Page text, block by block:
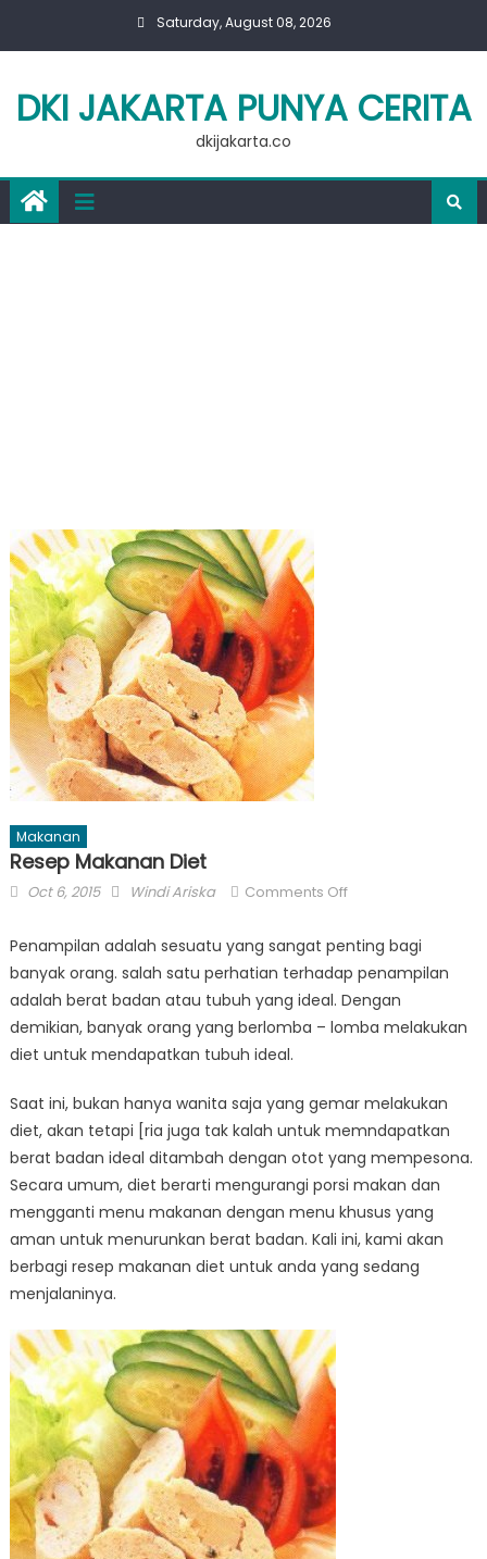
Saturday, August 08, 2026
DKI JAKARTA PUNYA CERITA
dkijakarta.co
Makanan
Resep Makanan Diet
Posted
Oct 6, 2015 Author
Windi Ariska Comments Offon
Makanan
Diet
Penampilan adalah sesuatu yang sangat penting bagi
banyak orang. salah satu perhatian terhadap penampilan
adalah berat badan atau tubuh yang ideal. Dengan
demikian, banyak orang yang berlomba – lomba melakukan
diet untuk mendapatkan tubuh ideal.
Saat ini, bukan hanya wanita saja yang gemar melakukan
diet, akan tetapi [ria juga tak kalah untuk memndapatkan
berat badan ideal ditambah dengan otot yang mempesona.
Secara umum, diet berarti mengurangi porsi makan dan
mengganti menu makanan dengan menu khusus yang
aman untuk menurunkan berat badan. Kali ini, kami akan
berbagi resep makanan diet untuk anda yang sedang
menjalaninya.